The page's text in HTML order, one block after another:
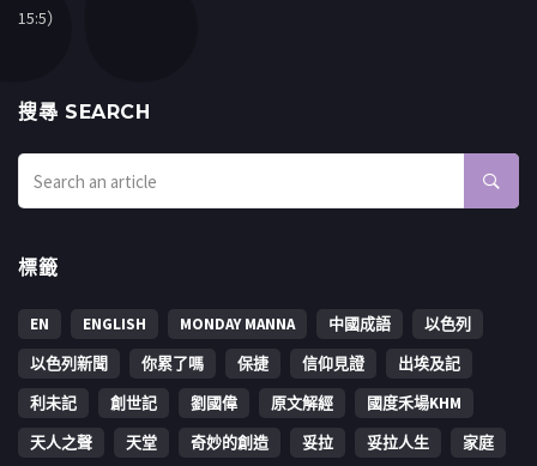
15:5）
搜㝷 SEARCH
標籤
EN ENGLISH MONDAY MANNA 中國成語
以色列
以色列新聞
你累了嗎 保捷 信仰見證
出埃及記
利未記
創世記 劉國偉 原文解經
國度禾場KHM
天人之聲
天堂 奇妙的創造 妥拉 妥拉人生
家庭